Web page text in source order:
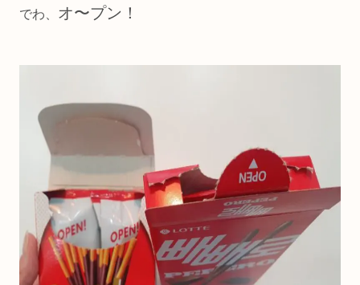
でわ、 オ〜プン！